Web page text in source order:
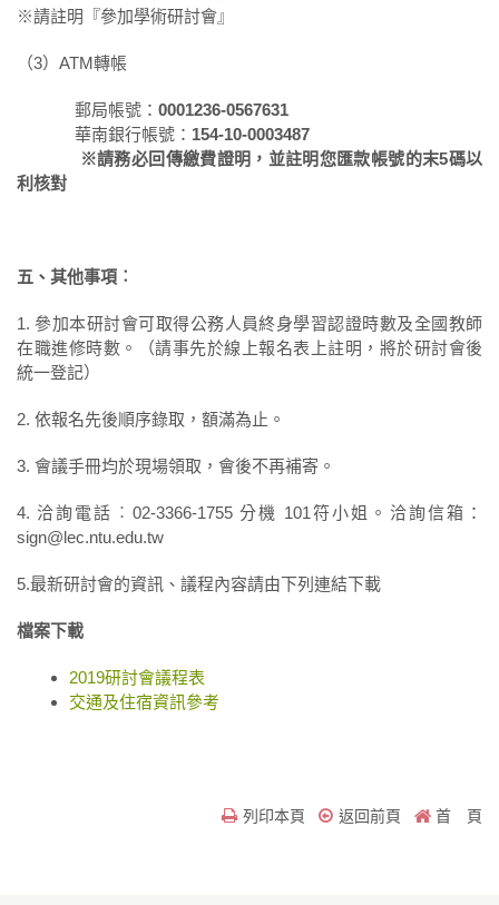
※請註明『參加學術研討會』
（3）ATM轉帳
郵局帳號： 0001236-0567631
華南銀行帳號： 154-10-0003487
※請務必回傳繳費證明，並註明您匯款帳號的末5碼以
利核對
五、其他事項︰
1. 參加本研討會可取得公務人員終身學習認證時數及全國教師
在職進修時數。（請事先於線上報名表上註明，將於研討會後
統一登記）
2. 依報名先後順序錄取，額滿為止。
3. 會議手冊均於現場領取，會後不再補寄。
4. 洽詢電話︰02-3366-1755 分機 101符小姐。洽詢信箱：
sign@lec.ntu.edu.tw
5.最新研討會的資訊、議程內容請由下列連結下載
檔案下載
2019研討會議程表
交通及住宿資訊參考
列印本頁 返回前頁 首 頁